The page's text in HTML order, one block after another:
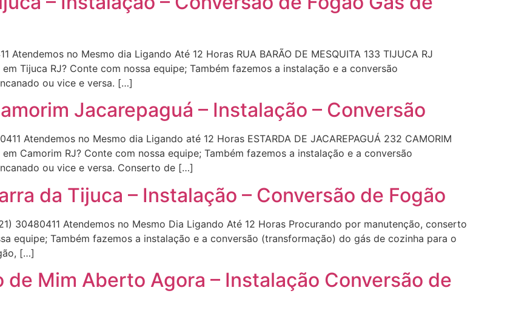
Atendemos no Mesmo dia Ligando Até 12 Horas RUA BARÃO DE MESQUITA 133 TIJUCA RJ
Tijuca RJ? Conte com nossa equipe; Também fazemos a instalação e a conversão
ou vice e versa. […]
Jacarepaguá – Instalação – Conversão
Atendemos no Mesmo dia Ligando até 12 Horas ESTARDA DE JACAREPAGUÁ 232 CAMORIM
Camorim RJ? Conte com nossa equipe; Também fazemos a instalação e a conversão
ou vice e versa. Conserto de […]
da Tijuca – Instalação – Conversão de Fogão
30480411 Atendemos no Mesmo Dia Ligando Até 12 Horas Procurando por manutenção, conserto
equipe; Também fazemos a instalação e a conversão (transformação) do gás de cozinha para o
[…]
Mim Aberto Agora – Instalação Conversão de